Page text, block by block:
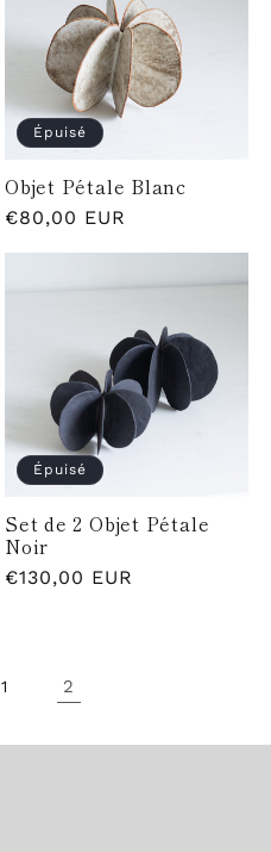
Épuisé
Objet Pétale Blanc
Prix
€80,00 EUR
Épuisé
Set de 2 Objet Pétale
Noir
Prix
€130,00 EUR
1 2